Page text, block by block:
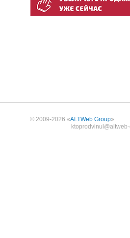
© 2009-2026 «ALTWeb Group»